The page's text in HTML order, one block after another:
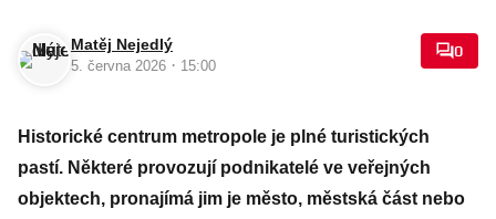
Matěj Nejedlý
5. června 2026 · 15:00
0
Historické centrum metropole je plné turistických
pastí. Některé provozují podnikatelé ve veřejných
objektech, pronajímá jim je město, městská část nebo